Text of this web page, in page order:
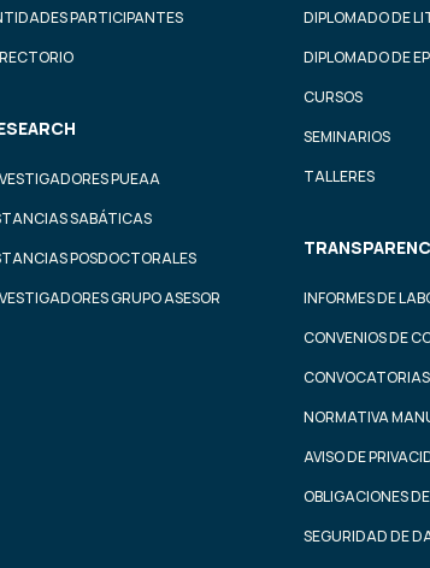
PARTICIPANTES
PUEAA
SABÁTICAS
POSDOCTORALES
GRUPO ASESOR
DIPLOMADO DE
DIPLOMADO DE
CURSOS
SEMINARIOS
TALLERES
INFORMES DE
CONVENIOS DE
CONVOCATORIAS
NORMATIVA
AVISO DE
OBLIGACIONES
SEGURIDAD DE